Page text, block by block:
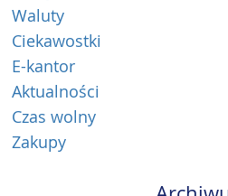
Waluty
Ciekawostki
E-kantor
Aktualności
Czas wolny
Zakupy